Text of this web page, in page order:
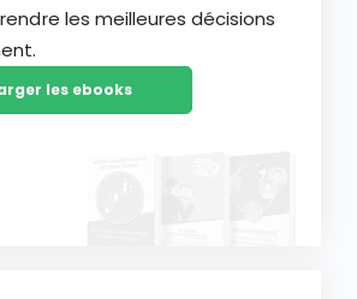
les meilleures décisions
les ebooks